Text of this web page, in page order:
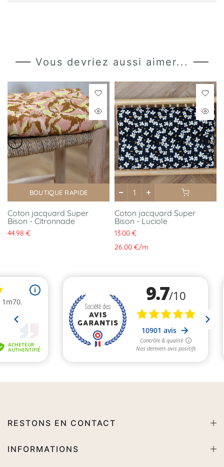
Vous devriez aussi aimer...
BOUTIQUE RAPIDE
Coton jacquard Super
Bison - Citronnade
44.98 €
Coton jacquard Super
Bison - Luciole
13.00 €
26.00 €/m
RESTONS EN CONTACT
INFORMATIONS